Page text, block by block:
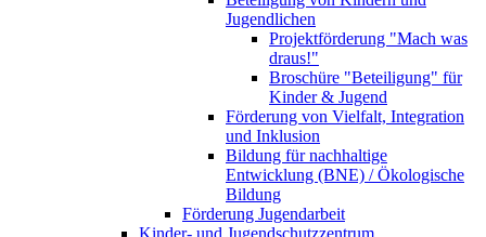
Jugendlichen
Projektförderung "Mach was
draus!"
Broschüre "Beteiligung" für
Kinder & Jugend
Förderung von Vielfalt, Integration
und Inklusion
Bildung für nachhaltige
Entwicklung (BNE) / Ökologische
Bildung
Förderung Jugendarbeit
Kinder- und Jugendschutzzentrum